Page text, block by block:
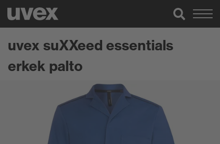
uvex suXXeed essentials
erkek palto